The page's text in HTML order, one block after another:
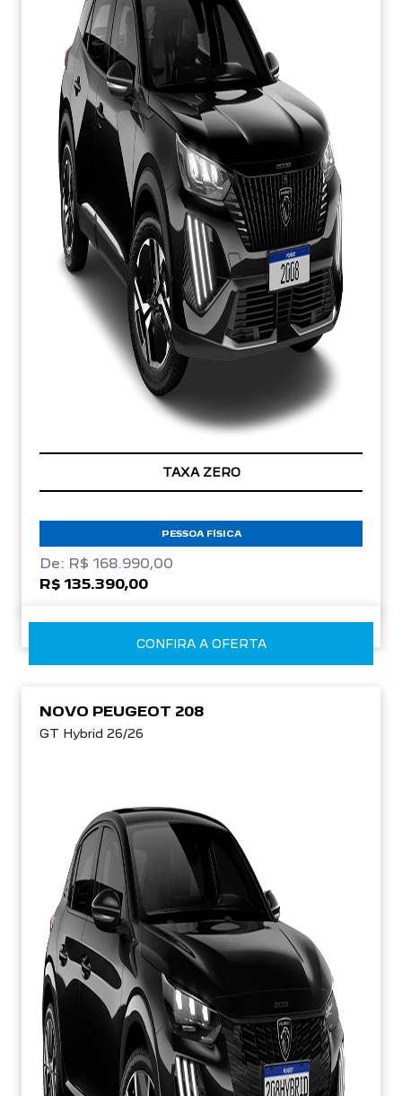
TAXA ZERO
PESSOA FÍSICA
De: R$ 168.990,00
R$ 135.390,00
CONFIRA A OFERTA
NOVO PEUGEOT 208
GT Hybrid 26/26